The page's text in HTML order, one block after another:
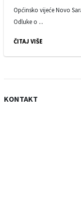
Općinsko vijeće Novo
Odluke o ...
ČITAJ VIŠE
KONTAKT